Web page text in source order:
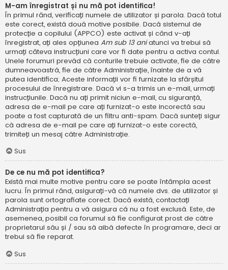
M-am înregistrat și nu mă pot identifica!
În primul rând, verificați numele de utilizator și parola. Dacă totul
este corect, există două motive posibile. Dacă sistemul de
protecție a copilului (APPCO) este activat și când v-ați
înregistrat, ați ales opțiunea Am sub 13 aniatunci va trebui să
urmați câteva instrucțiuni care vor fi date pentru a activa contul.
Unele forumuri prevăd că conturile trebuie activate, fie de către
dumneavoastră, fie de către Administrație, înainte de a vă
putea identifica; Aceste informații vor fi furnizate la sfârșitul
procesului de înregistrare. Dacă vi s-a trimis un e-mail, urmați
instrucțiunile. Dacă nu ați primit niciun e-mail, cu siguranță,
adresa de e-mail pe care ați furnizat-o este incorectă sau
poate a fost capturată de un filtru anti-spam. Dacă sunteți sigur
că adresa de e-mail pe care ați furnizat-o este corectă,
trimiteți un mesaj către Administrație.
Sus
De ce nu mă pot identifica?
Există mai multe motive pentru care se poate întâmpla acest
lucru. În primul rând, asigurați-vă că numele dvs. de utilizator și
parola sunt ortografiate corect. Dacă există, contactați
Administrația pentru a vă asigura că nu a fost exclusă. Este, de
asemenea, posibil ca forumul să fie configurat prost de către
proprietarul său și / sau să aibă defecte în programare, deci ar
trebui să fie reparat.
Sus